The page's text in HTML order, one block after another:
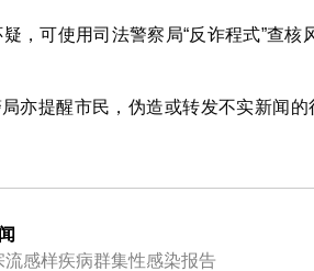
可使用司法警察局“反诈程式”查核
亦提醒市民，伪造或转发不实新闻
流感样疾病群集性感染报告